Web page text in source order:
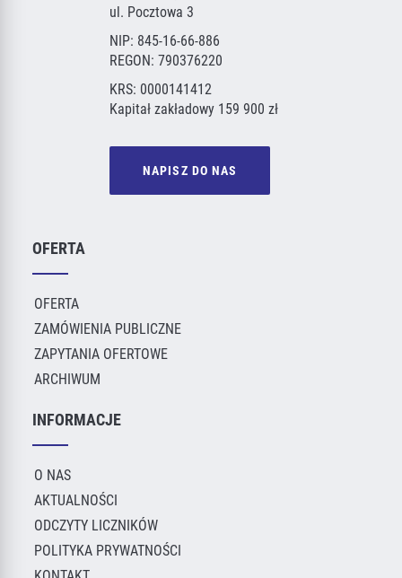
ul. Pocztowa 3
NIP: 845-16-66-886
REGON: 790376220
KRS: 0000141412
Kapitał zakładowy 159 900 zł
NAPISZ DO NAS
OFERTA
OFERTA
ZAMÓWIENIA PUBLICZNE
ZAPYTANIA OFERTOWE
ARCHIWUM
INFORMACJE
O NAS
AKTUALNOŚCI
ODCZYTY LICZNIKÓW
POLITYKA PRYWATNOŚCI